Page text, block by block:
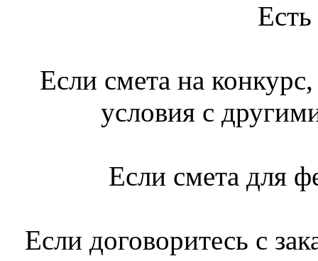
Если смета на
условия с
Если смета для
Если договоритесь с